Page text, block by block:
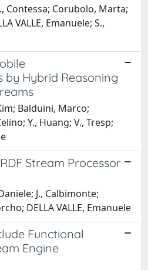
Contessa; Corubolo, Marta;
VALLE, Emanuele; S.,
by Hybrid Reasoning
Balduini, Marco;
Y., Huang; V., Tresp;
Stream Processor
J., Calbimonte;
DELLA VALLE, Emanuele
Functional
Engine